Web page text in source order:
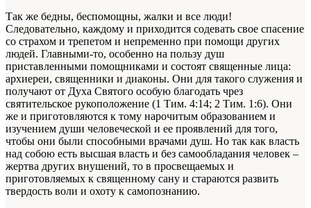
Так же бедны, беспомощны, жалки и все люди!
Следовательно, каждому и приходится содевать свое спасение
со страхом и трепетом и непременно при помощи других
людей. Главными-то, особенно на пользу душ
приставленными помощниками и состоят священные лица:
архиереи, священники и диаконы. Они для такого служения и
получают от Духа Святого особую благодать чрез
святительское рукоположение (1 Тим. 4:14; 2 Тим. 1:6). Они
же и приготовляются к тому нарочитым образованием и
изучением души человеческой и ее проявлений для того,
чтобы они были способными врачами душ. Но так как власть
над собою есть высшая власть и без самообладания человек –
жертва других внушений, то в просвещаемых и
приготовляемых к священному сану и стараются развить
твердость воли и охоту к самопознанию.